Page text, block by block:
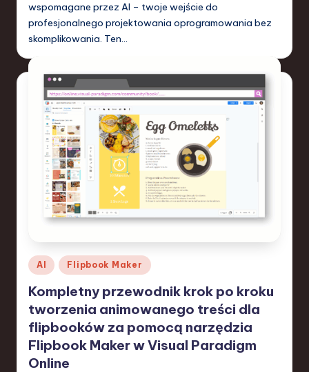
wspomagane przez AI – twoje wejście do
profesjonalnego projektowania oprogramowania bez
skomplikowania. Ten…
Posted
in
AI Flipbook Maker
Kompletny przewodnik krok po kroku
tworzenia animowanego treści dla
flipbooków za pomocą narzędzia
Flipbook Maker w Visual Paradigm
Online